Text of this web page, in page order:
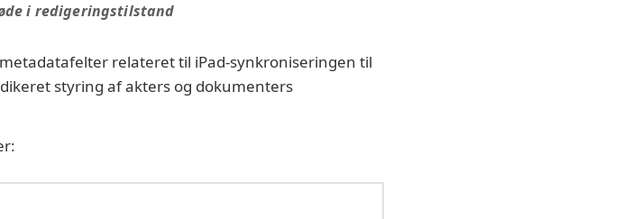
i redigeringstilstand
relateret til iPad-synkroniseringen til
styring af akters og dokumenters